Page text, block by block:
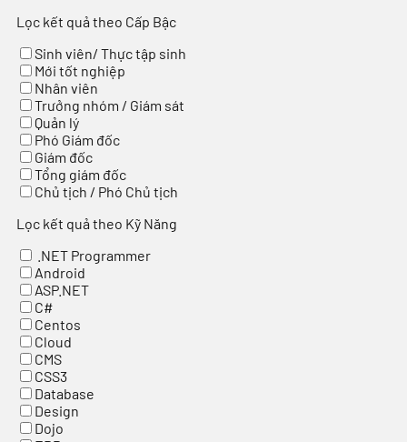
Lọc kết quả theo Cấp Bậc
Sinh viên/ Thực tập sinh
Mới tốt nghiệp
Nhân viên
Trưởng nhóm / Giám sát
Quản lý
Phó Giám đốc
Giám đốc
Tổng giám đốc
Chủ tịch / Phó Chủ tịch
Lọc kết quả theo Kỹ Năng
.NET Programmer
Android
ASP.NET
C#
Centos
Cloud
CMS
CSS3
Database
Design
Dojo